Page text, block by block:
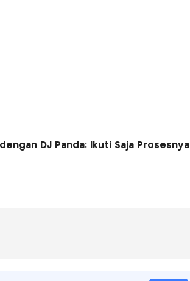
DJ Panda: Ikuti Saja Prosesnya